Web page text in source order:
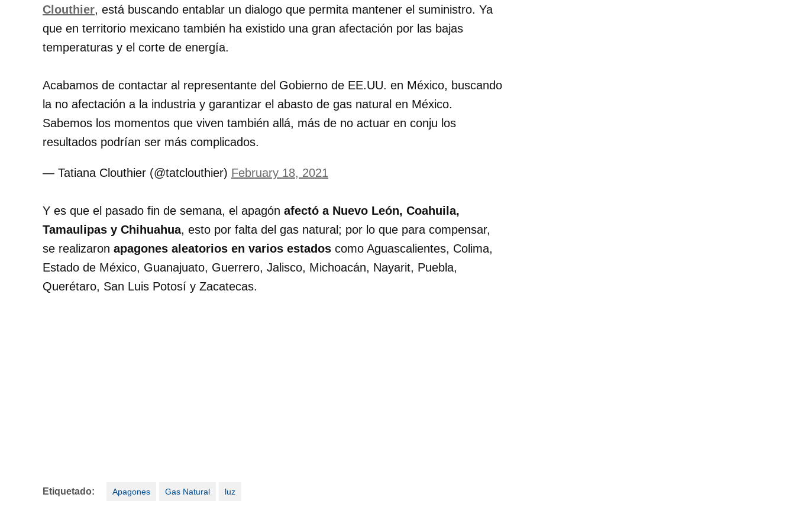
Clouthier, está buscando entablar un dialogo que permita mantener el suministro. Ya
que en territorio mexicano también ha existido una gran afectación por las bajas
temperaturas y el corte de energía.
Acabamos de contactar al representante del Gobierno de EE.UU. en México, buscando
la no afectación a la industria y garantizar el abasto de gas natural en México.
Sabemos los momentos que viven también allá, más de no actuar en conju los
resultados podrían ser más complicados.
— Tatiana Clouthier (@tatclouthier) February 18, 2021
Y es que el pasado fin de semana, el apagón afectó a Nuevo León, Coahuila,
Tamaulipas y Chihuahua, esto por falta del gas natural; por lo que para compensar,
se realizaron apagones aleatorios en varios estados como Aguascalientes, Colima,
Estado de México, Guanajuato, Guerrero, Jalisco, Michoacán, Nayarit, Puebla,
Querétaro, San Luis Potosí y Zacatecas.
Etiquetado: Apagones Gas Natural luz